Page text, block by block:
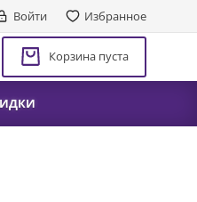
Войти Избранное
Корзина пуста